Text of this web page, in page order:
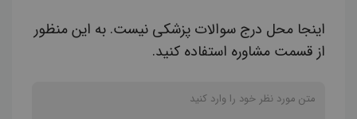
اینجا محل درج سوالات پزشکی نیست. به این منظور
از قسمت مشاوره استفاده کنید.